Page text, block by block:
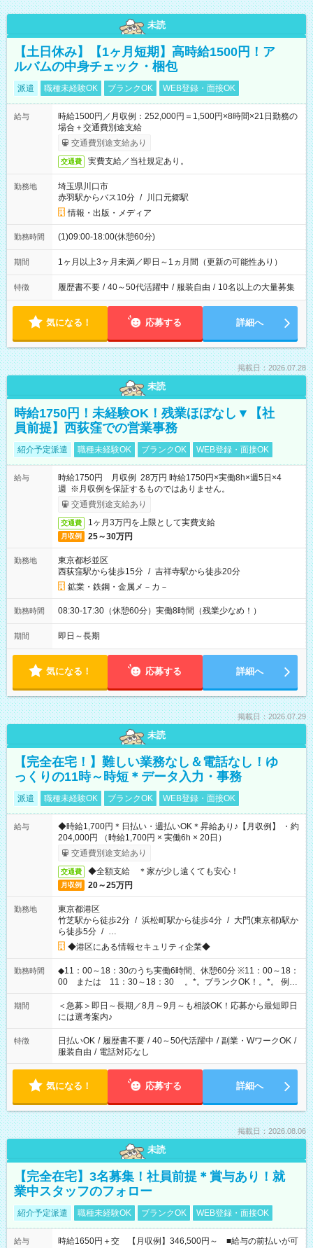
未読
【土日休み】【1ヶ月短期】高時給1500円！ア
ルバムの中身チェック・梱包
派遣 職種未経験OK ブランクOK WEB登録・面接OK
給与
時給1500円／月収例：252,000円＝1,500円×8時間×21日勤務の
場合＋交通費別途支給
交通費別途支給あり
交通費 実費支給／当社規定あり。
勤務地
埼玉県川口市
赤羽駅からバス10分 / 川口元郷駅
情報・出版・メディア
勤務時間 (1)09:00-18:00(休憩60分)
期間 1ヶ月以上3ヶ月未満／即日～1ヵ月間（更新の可能性あり）
特徴 履歴書不要 / 40～50代活躍中 / 服装自由 / 10名以上の大量募集
気になる！ 応募する 詳細へ
掲載日：2026.07.28
未読
時給1750円！未経験OK！残業ほぼなし▼【社
員前提】西荻窪での営業事務
紹介予定派遣 職種未経験OK ブランクOK WEB登録・面接OK
給与
時給1750円 月収例 28万円 時給1750円×実働8h×週5日×4
週 ※月収例を保証するものではありません。
交通費別途支給あり
交通費 1ヶ月3万円を上限として実費支給
月収例 25～30万円
勤務地
東京都杉並区
西荻窪駅から徒歩15分 / 吉祥寺駅から徒歩20分
鉱業・鉄鋼・金属メ－カ－
勤務時間 08:30-17:30（休憩60分）実働8時間（残業少なめ！）
期間 即日～長期
気になる！ 応募する 詳細へ
掲載日：2026.07.29
未読
【完全在宅！】難しい業務なし＆電話なし！ゆ
っくりの11時～時短＊データ入力・事務
派遣 職種未経験OK ブランクOK WEB登録・面接OK
給与
◆時給1,700円＊日払い・週払いOK＊昇給あり♪【月収例】 ・約
204,000円 （時給1,700円 × 実働6h × 20日）
交通費別途支給あり
交通費 ◆全額支給 ＊家が少し遠くても安心！
月収例 20～25万円
勤務地
東京都港区
竹芝駅から徒歩2分 / 浜松町駅から徒歩4分 / 大門(東京都)駅か
ら徒歩5分 / …
◆港区にある情報セキュリティ企業◆
勤務時間
◆11：00～18：30のうち実働6時間、休憩60分 ※11：00～18：
00 または 11：30～18：30 。*。ブランクOK！。*。 例え
ば前職が、 在宅/財団法人/事務/コールセンター/受付/販売/カフェ
スタッフ スイーツ販売/ホテルフロント/化粧品販売/など 様々な
業界から入社して活躍されています♪
期間
＜急募＞即日～長期／8月～9月～も相談OK！応募から最短即日
には選考案内♪
特徴 日払いOK / 履歴書不要 / 40～50代活躍中 / 副業・WワークOK /
服装自由 / 電話対応なし
気になる！ 応募する 詳細へ
掲載日：2026.08.06
未読
【完全在宅】3名募集！社員前提＊賞与あり！就
業中スタッフのフォロー
紹介予定派遣 職種未経験OK ブランクOK WEB登録・面接OK
給与
時給1650円＋交 【月収例】346,500円～ ■給与の前払いが可